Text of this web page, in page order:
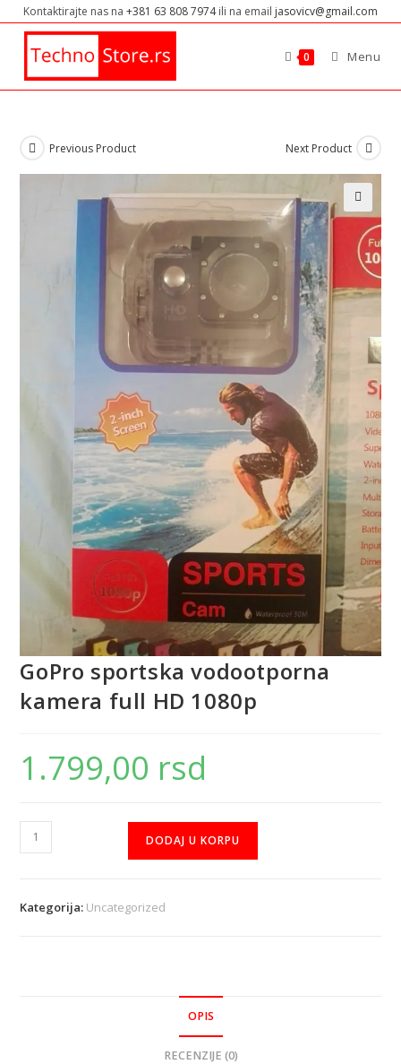
Kontaktirajte nas na +381 63 808 7974ili na email jasovicv@gmail.com
0 Menu
Previous Product Next Product
🔍
GoPro sportska vodootporna
kamera full HD 1080p
1.799,00 rsd
DODAJ U KORPU
Kategorija: Uncategorized
OPIS
RECENZIJE (0)